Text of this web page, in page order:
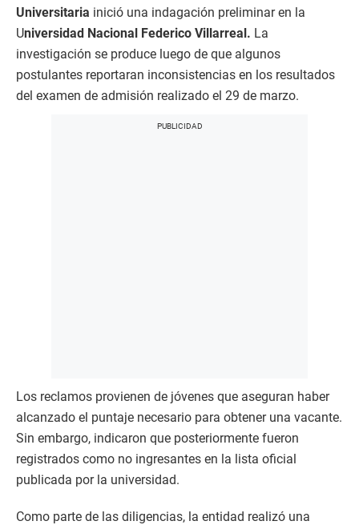
Universitaria inició una indagación preliminar en la
Universidad Nacional Federico Villarreal. La
investigación se produce luego de que algunos
postulantes reportaran inconsistencias en los resultados
del examen de admisión realizado el 29 de marzo.
Los reclamos provienen de jóvenes que aseguran haber
alcanzado el puntaje necesario para obtener una vacante.
Sin embargo, indicaron que posteriormente fueron
registrados como no ingresantes en la lista oficial
publicada por la universidad.
Como parte de las diligencias, la entidad realizó una